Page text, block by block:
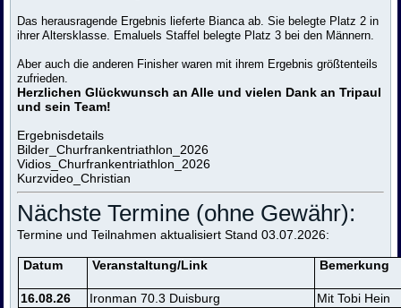
Das herausragende Ergebnis lieferte Bianca ab. Sie belegte Platz 2 in
ihrer Altersklasse. Emaluels Staffel belegte Platz 3 bei den Männern.
Aber auch die anderen Finisher waren mit ihrem Ergebnis größtenteils
zufrieden.
Herzlichen Glückwunsch an Alle und vielen Dank an Tripaul
und sein Team!
Ergebnisdetails
Bilder_Churfrankentriathlon_2026
Vidios_Churfrankentriathlon_2026
Kurzvideo_Christian
Nächste Termine (ohne Gewähr):
Termine und Teilnahmen aktualisiert Stand 03.07.2026:
Datum Veranstaltung/Link Bemerkung
16.08.26 Ironman 70.3 Duisburg
Mit Tobi Hein